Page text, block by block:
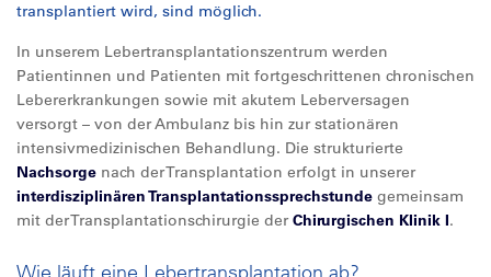
transplantiert wird, sind möglich.
In unserem Lebertransplantationszentrum werden
Patientinnen und Patienten mit fortgeschrittenen chronischen
Lebererkrankungen sowie mit akutem Leberversagen
versorgt – von der Ambulanz bis hin zur stationären
intensivmedizinischen Behandlung. Die strukturierte
Nachsorge nach der Transplantation erfolgt in unserer
interdisziplinären Transplantationssprechstunde gemeinsam
mit der Transplantationschirurgie derChirurgischen Klinik I.